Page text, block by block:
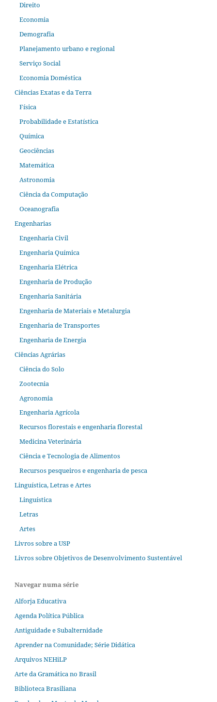
Direito
Economia
Demografia
Planejamento urbano e regional
Serviço Social
Economia Doméstica
Ciências Exatas e da Terra
Física
Probabilidade e Estatística
Química
Geociências
Matemática
Astronomia
Ciência da Computação
Oceanografia
Engenharias
Engenharia Civil
Engenharia Química
Engenharia Elétrica
Engenharia de Produção
Engenharia Sanitária
Engenharia de Materiais e Metalurgia
Engenharia de Transportes
Engenharia de Energia
Ciências Agrárias
Ciência do Solo
Zootecnia
Agronomia
Engenharia Agrícola
Recursos florestais e engenharia florestal
Medicina Veterinária
Ciência e Tecnologia de Alimentos
Recursos pesqueiros e engenharia de pesca
Linguística, Letras e Artes
Linguística
Letras
Artes
Livros sobre a USP
Livros sobre Objetivos de Desenvolvimento Sustentável
Navegar numa série
Alforja Educativa
Agenda Política Pública
Antiguidade e Subalternidade
Aprender na Comunidade; Série Didática
Arquivos NEHiLP
Arte da Gramática no Brasil
Biblioteca Brasiliana